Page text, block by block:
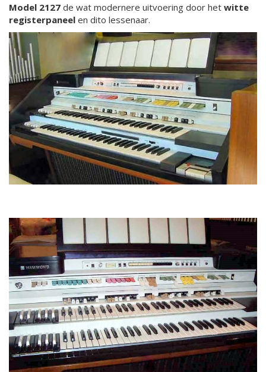
Model 2127 de wat modernere uitvoering door het witte
registerpaneel en dito lessenaar.